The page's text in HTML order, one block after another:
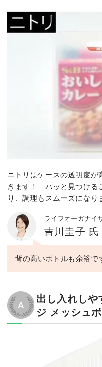
ニトリはケースの透明度
きます！ パッと見つける
り、調理もスムーズになり
ライフオーガナイ
吉川圭子 氏
背の高いボトルも余裕で
出し入れし
ジ メッシュボ